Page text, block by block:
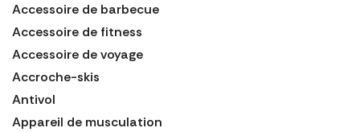
Accessoire de barbecue
Accessoire de fitness
Accessoire de voyage
Accroche-skis
Antivol
Appareil de musculation